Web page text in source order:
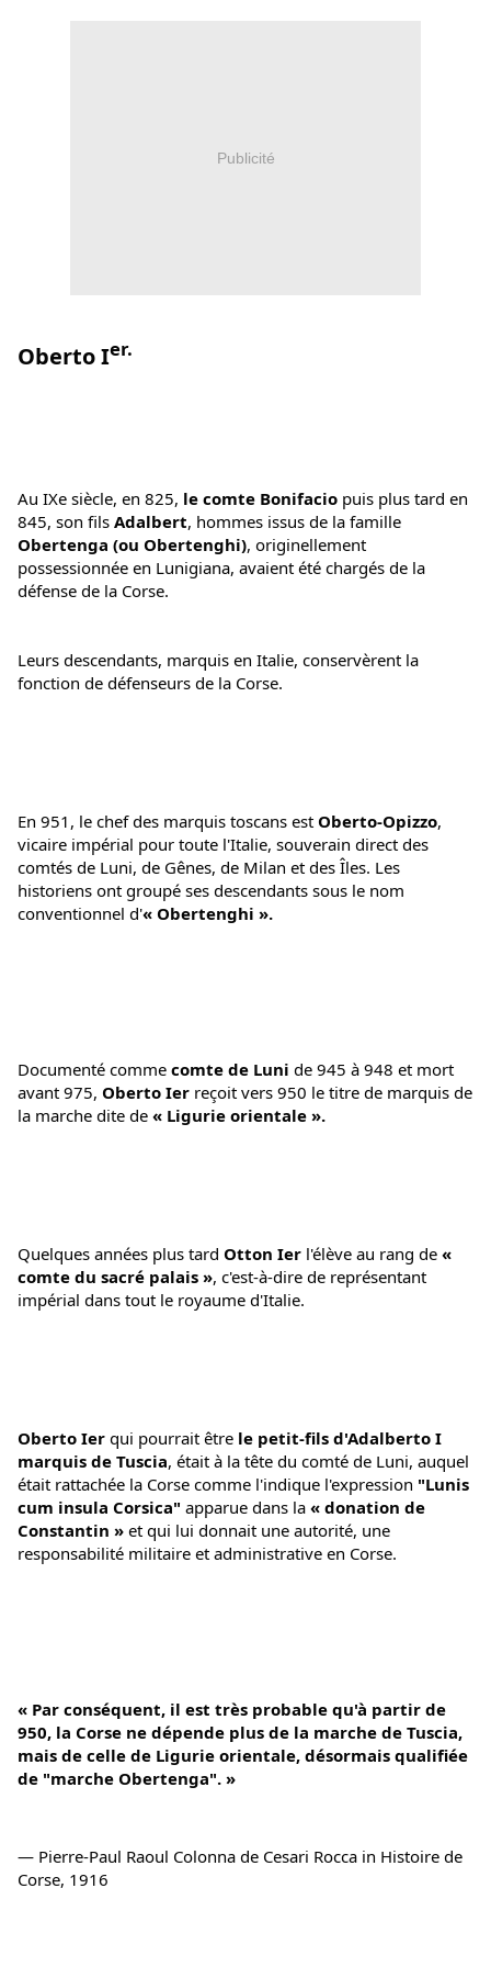
Publicité
Oberto Ier.
Au IXe siècle, en 825, le comte Bonifacio puis plus tard en
845, son fils Adalbert
Obertenga (ou Obertenghi), originellement
possessionnée en Lunigiana, avaient été chargés de la
défense de la Corse.
Leurs descendants, marquis en Italie, conservèrent la
fonction de défenseurs de la Corse.
En 951, le chef des marquis toscans est Oberto-Opizzo,
vicaire impérial pour toute l'Italie, souverain direct des
comtés de Luni, de Gênes, de Milan et des Îles. Les
historiens ont groupé ses descendants sous le nom
conventionnel d'« Obertenghi ».
Documenté comme comte de Luni de 945 à 948 et mort
avant 975, Oberto Ier reçoit vers 950 le titre de marquis de
la marche dite de « Ligurie orientale ».
Quelques années plus tard Otton Ier l'élève au rang de «
comte du sacré palais », c'est-à-dire de représentant
impérial dans tout le royaume d'Italie.
Oberto Ier qui pourrait être le petit-fils d'Adalberto I
marquis de Tuscia, était à la tête du comté de Luni, auquel
était rattachée la Corse comme l'indique l'expression "Lunis
cum insula Corsica" apparue dans la « donation de
Constantin » et qui lui donnait une autorité, une
responsabilité militaire et administrative en Corse.
« Par conséquent, il est très probable qu'à partir de
950, la Corse ne dépende plus de la marche de Tuscia,
mais de celle de Ligurie orientale, désormais qualifiée
de "marche Obertenga". »
— Pierre-Paul Raoul Colonna de Cesari Rocca in Histoire de
Corse, 1916